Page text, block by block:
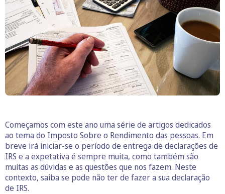
Começamos com este ano uma série de artigos dedicados
ao tema do Imposto Sobre o Rendimento das pessoas. Em
breve irá iniciar-se o período de entrega de declarações de
IRS e a expetativa é sempre muita, como também são
muitas as dúvidas e as questões que nos fazem. Neste
contexto, saiba se pode não ter de fazer a sua declaração
de IRS.